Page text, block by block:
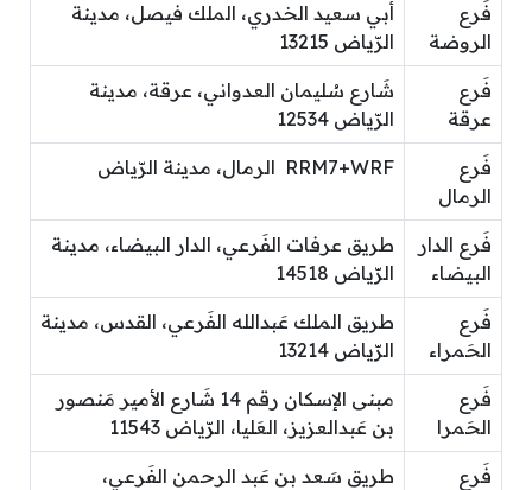
فَرع
الروضة
أبي سعيد الخدري، الملك فيصل، مدينة
الرّياض 13215
فَرع
عرقة
شَارع سُليمان العدواني، عرقة، مدينة
الرّياض 12534
فَرع
الرمال
RRM7+WRF الرمال، مدينة الرّياض
فَرع الدار
البيضاء
طريق عرفات الفَرعي، الدار البيضاء، مدينة
الرّياض 14518
فَرع
الحَمراء
طريق الملك عَبدالله الفَرعي، القدس، مدينة
الرّياض 13214
فَرع
الحَمرا
مبنى الإسكان رقم 14 شَارع الأمير مَنصور
بن عَبدالعزيز، العَليا، الرّياض 11543
فَرع
طريق سَعد بن عَبد الرحمن الفَرعي،